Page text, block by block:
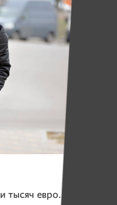
тысяч евро. Для